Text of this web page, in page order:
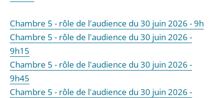
Chambre 5 - rôle de l'audience du 30 juin 2026 - 9h
Chambre 5 - rôle de l'audience du 30 juin 2026 -
9h15
Chambre 5 - rôle de l'audience du 30 juin 2026 -
9h45
Chambre 5 - rôle de l'audience du 30 juin 2026 -